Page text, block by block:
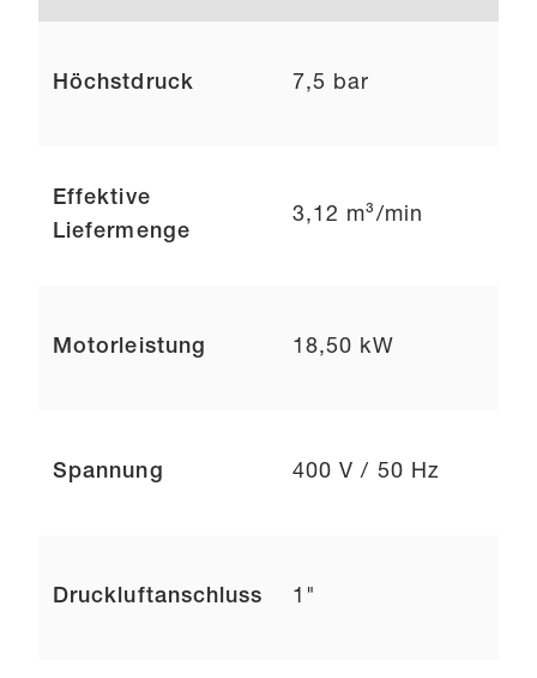
Höchstdruck 7,5 bar
Effektive
Liefermenge
3,12 m³/min
Motorleistung 18,50 kW
Spannung 400 V / 50 Hz
Druckluftanschluss 1"